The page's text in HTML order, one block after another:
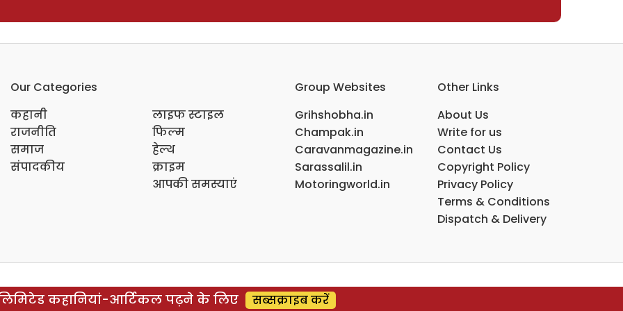
Our Categories
कहानी
राजनीति
समाज
संपादकीय
लाइफ स्टाइल
फिल्म
हेल्थ
क्राइम
आपकी समस्याएं
Group Websites
Grihshobha.in
Champak.in
Caravanmagazine.in
Sarassalil.in
Motoringworld.in
Other Links
About Us
Write for us
Contact Us
Copyright Policy
Privacy Policy
Terms & Conditions
Dispatch & Delivery
कहानियां-आर्टिकल पढ़ने के लिए सब्सक्राइब करें